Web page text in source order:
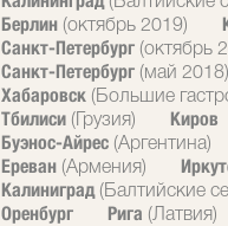
Берлин (октябрь 2019)
Санкт-Петербург (октябрь
Санкт-Петербург (май 2018)
Хабаровск (Большие
Тбилиси (Грузия) Киров
Буэнос-Айрес (Аргентина)
Ереван (Армения)
Калиниград (Балтийские
Оренбург Рига (Латвия)